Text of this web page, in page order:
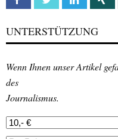
UNTERSTÜTZUNG
Wenn Ihnen unser Artikel
des
Journalismus.